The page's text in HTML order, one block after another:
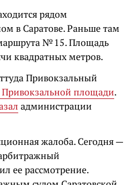
рядом
в Саратове. Раньше там
№ 15. Площадь
квадратных метров.
Привокзальный
площади.
администрации
жалоба. Сегодня —
ее рассмотрение.